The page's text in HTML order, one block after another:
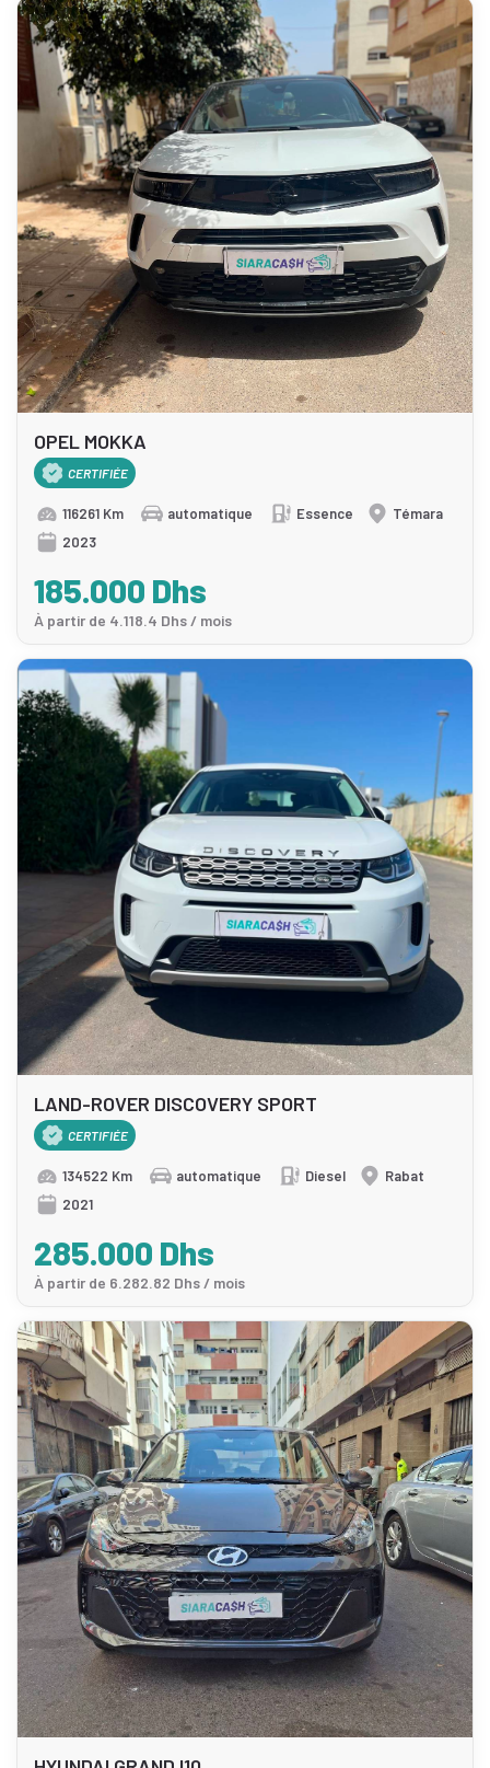
OPEL MOKKA
CERTIFIÉE
116261 Km automatique Essence
Témara
2023
185.000 Dhs
À partir de 4.118.4 Dhs / mois
LAND-ROVER DISCOVERY SPORT
CERTIFIÉE
134522 Km automatique Diesel
Rabat
2021
285.000 Dhs
À partir de 6.282.82 Dhs / mois